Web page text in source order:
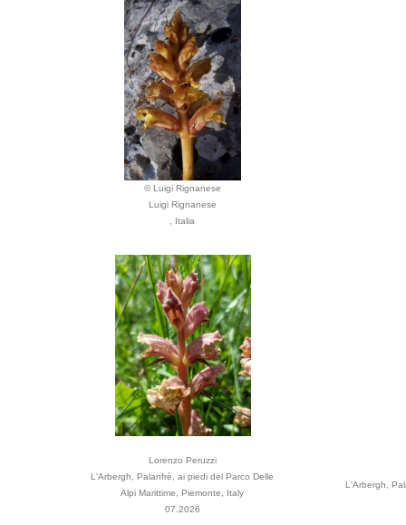
© Luigi Rignanese
Luigi Rignanese
, Italia
Lorenzo Peruzzi
L'Arbergh, Palanfrè, ai piedi del Parco Delle
Alpi Marittime, Piemonte, Italy
07.2026
L'Arbergh,